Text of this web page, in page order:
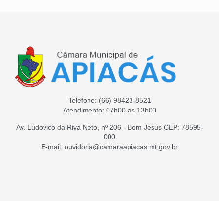
Telefone: (66) 98423-8521
Atendimento: 07h00 as 13h00
Av. Ludovico da Riva Neto, nº 206 - Bom Jesus CEP: 78595-
000
E-mail: ouvidoria@camaraapiacas.mt.gov.br